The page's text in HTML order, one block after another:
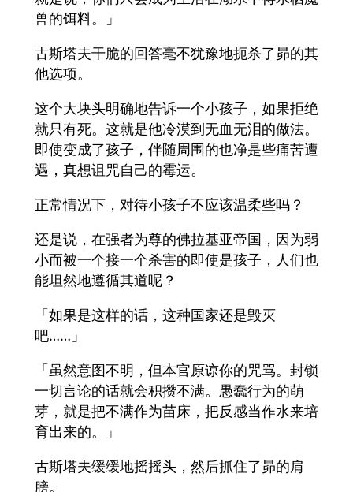
兽的饵料。」
古斯塔夫干脆的回答毫不犹豫地扼杀了昴的其
他选项。
这个大块头明确地告诉一个小孩子，如果拒绝
就只有死。这就是他冷漠到无血无泪的做法。
即使变成了孩子，伴随周围的也净是些痛苦遭
遇，真想诅咒自己的霉运。
正常情况下，对待小孩子不应该温柔些吗？
还是说，在强者为尊的佛拉基亚帝国，因为弱
小而被一个接一个杀害的即使是孩子，人们也
能坦然地遵循其道呢？
「如果是这样的话，这种国家还是毁灭
吧……」
「虽然意图不明，但本官原谅你的咒骂。封锁
一切言论的话就会积攒不满。愚蠢行为的萌
芽，就是把不满作为苗床，把反感当作水来培
育出来的。」
古斯塔夫缓缓地摇摇头，然后抓住了昴的肩
膀。